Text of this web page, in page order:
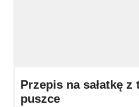
Przepis na sałatkę z
puszce